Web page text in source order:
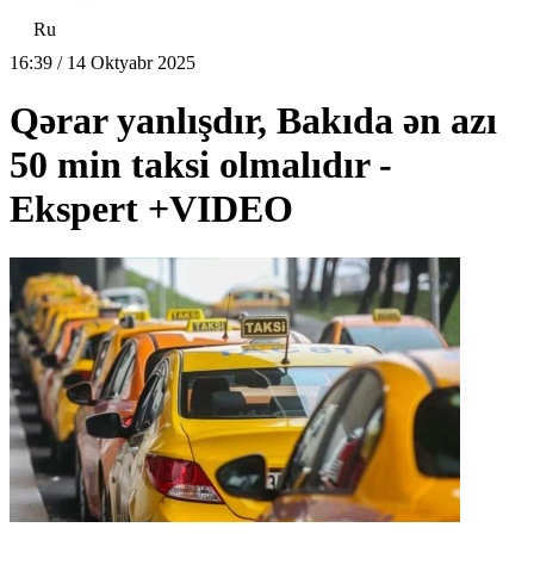
Ru
16:39 / 14 Oktyabr 2025
Qərar yanlışdır, Bakıda ən azı
50 min taksi olmalıdır -
Ekspert +VIDEO